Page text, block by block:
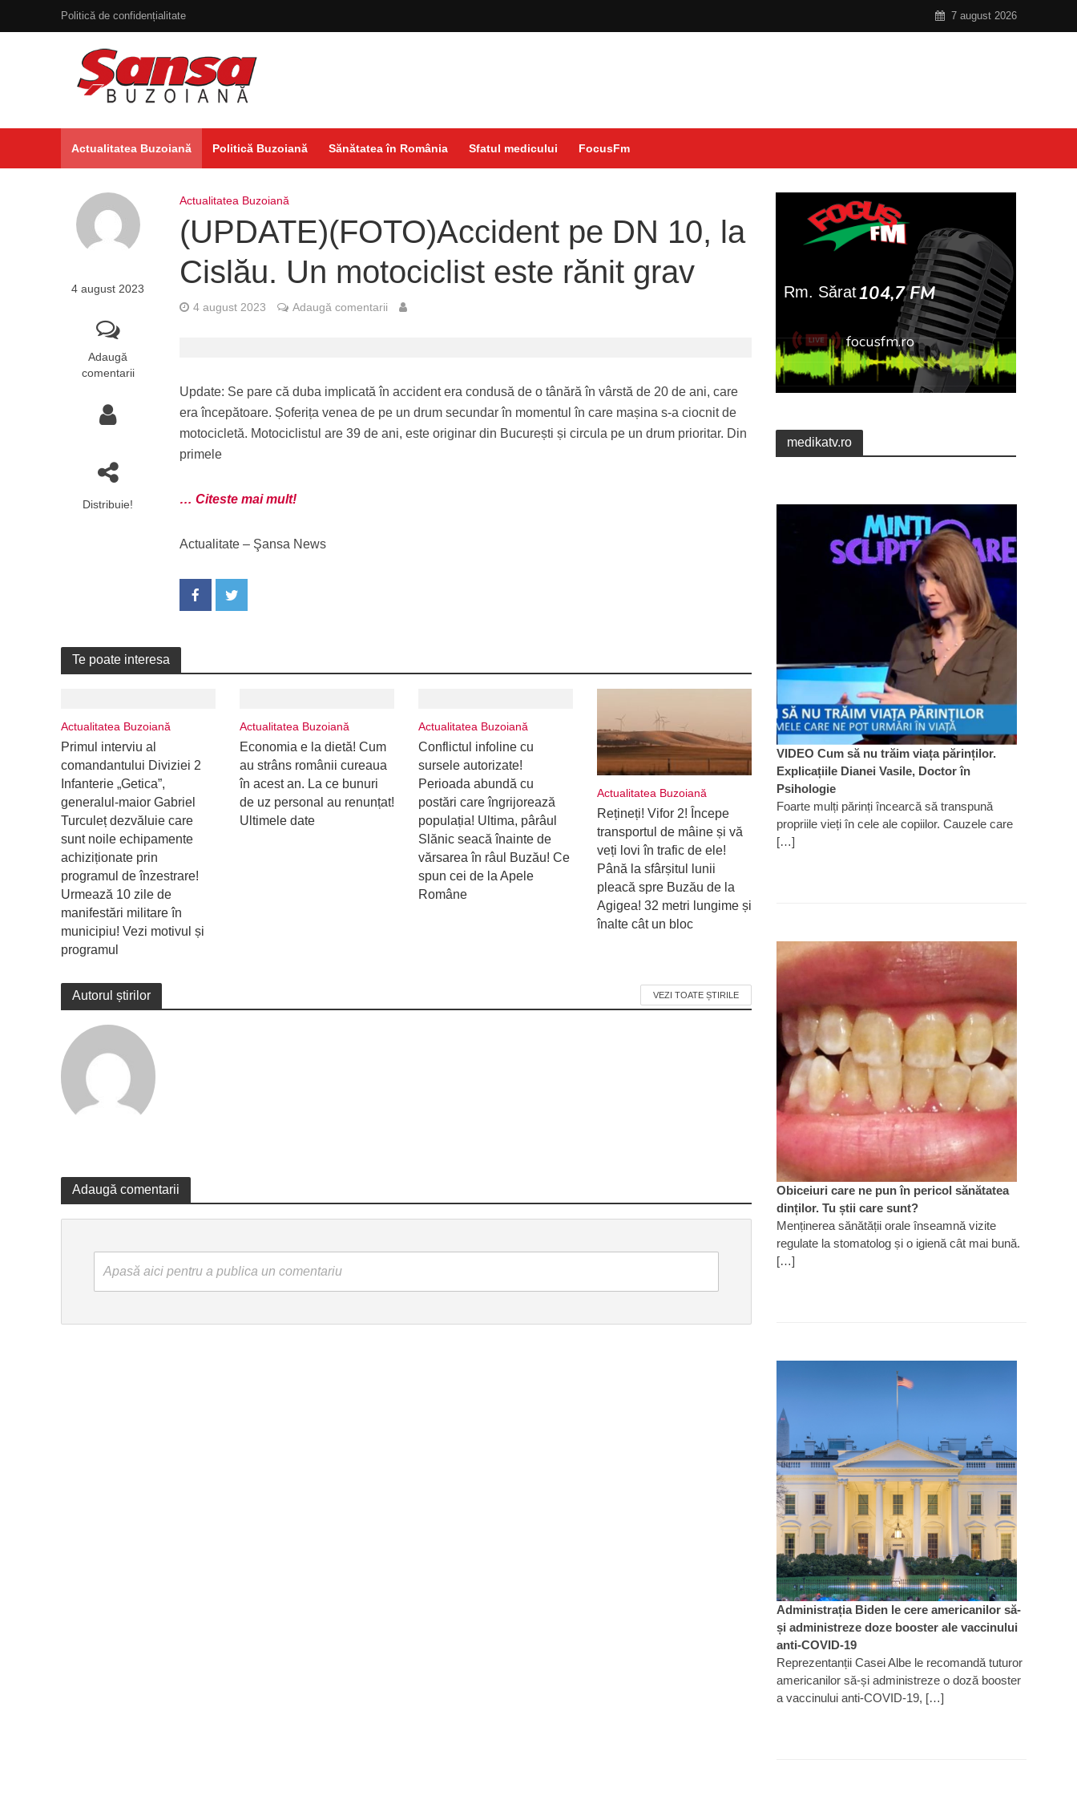
Politică de confidențialitate 7 august 2026
Actualitatea Buzoiană Politică Buzoiană Sănătatea în România Sfatul medicului FocusFm
4 august 2023
Adaugă
comentarii
Distribuie!
Actualitatea Buzoiană
(UPDATE)(FOTO)Accident pe DN 10, la
Cislău. Un motociclist este rănit grav
4 august 2023 Adaugă comentarii
Update: Se pare că duba implicată în accident era condusă de o tânără în vârstă de 20 de ani, care
era începătoare. Șoferița venea de pe un drum secundar în momentul în care mașina s-a ciocnit de
motocicletă. Motociclistul are 39 de ani, este originar din București și circula pe un drum prioritar. Din
primele
… Citeste mai mult!
Actualitate – Şansa News
Te poate interesa
Actualitatea Buzoiană
Primul interviu al
comandantului Diviziei 2
Infanterie „Getica”,
generalul-maior Gabriel
Turculeț dezvăluie care
sunt noile echipamente
achiziționate prin
programul de înzestrare!
Urmează 10 zile de
manifestări militare în
municipiu! Vezi motivul și
programul
Actualitatea Buzoiană
Economia e la dietă! Cum
au strâns românii cureaua
în acest an. La ce bunuri
de uz personal au renunțat!
Ultimele date
Actualitatea Buzoiană
Conflictul infoline cu
sursele autorizate!
Perioada abundă cu
postări care îngrijorează
populația! Ultima, pârâul
Slănic seacă înainte de
vărsarea în râul Buzău! Ce
spun cei de la Apele
Române
Actualitatea Buzoiană
Rețineți! Vifor 2! Începe
transportul de mâine și vă
veți lovi în trafic de ele!
Până la sfârșitul lunii
pleacă spre Buzău de la
Agigea! 32 metri lungime și
înalte cât un bloc
Autorul știrilor VEZI TOATE ȘTIRILE
Adaugă comentarii
Apasă aici pentru a publica un comentariu
medikatv.ro
VIDEO Cum să nu trăim viața părinților.
Explicațiile Dianei Vasile, Doctor în
Psihologie
Foarte mulți părinți încearcă să transpună
propriile vieți în cele ale copiilor. Cauzele care
[…]
Obiceiuri care ne pun în pericol sănătatea
dinților. Tu știi care sunt?
Menținerea sănătății orale înseamnă vizite
regulate la stomatolog și o igienă cât mai bună.
[…]
Administrația Biden le cere americanilor să-
și administreze doze booster ale vaccinului
anti-COVID-19
Reprezentanții Casei Albe le recomandă tuturor
americanilor să-și administreze o doză booster
a vaccinului anti-COVID-19, […]